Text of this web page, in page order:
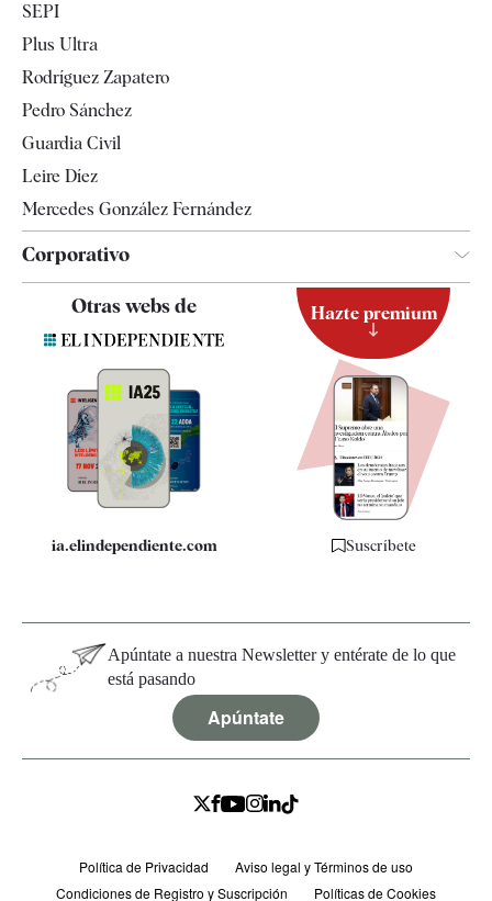
Televisión
SEPI
Plus Ultra
Rodríguez Zapatero
Pedro Sánchez
Guardia Civil
Leire Díez
Mercedes González Fernández
Corporativo
Contacto
Quiénes somos
Especificaciones
Otras webs de
ia.elindependiente.com
Hazte premium
Suscríbete
Apúntate a nuestra Newsletter y entérate de lo que
está pasando
Apúntate
Política de Privacidad
Aviso legal y Términos de uso
Condiciones de Registro y Suscripción
Políticas de Cookies